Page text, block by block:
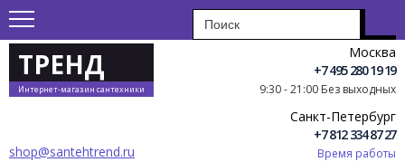
ТРЕНД
Интернет-магазин сантехники
Москва
+7 495 280 19 19
9:30 - 21:00 Без выходных
Санкт-Петербург
+7 812 334 87 27
Время работы
shop@santehtrend.ru